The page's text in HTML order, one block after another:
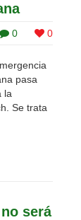
0 0
pasa
la
Se trata
será